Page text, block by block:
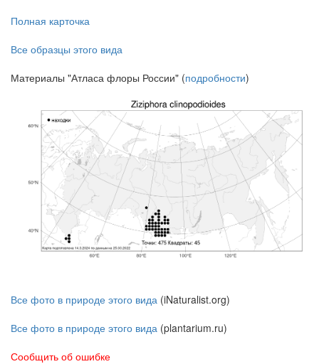
Полная карточка
Все образцы этого вида
Материалы "Атласа флоры России" (подробности)
Все фото в природе этого вида (iNaturalist.org)
Все фото в природе этого вида (plantarium.ru)
Сообщить об ошибке